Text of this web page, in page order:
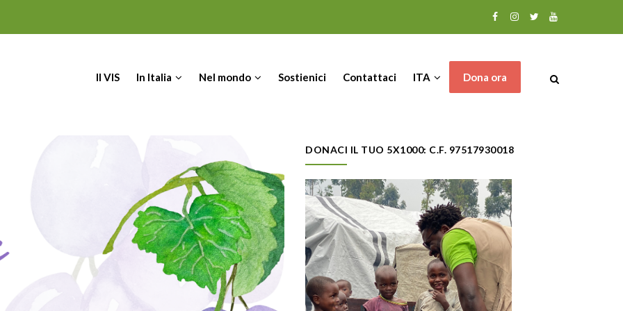
Il VIS In Italia Nel mondo Sostienici Contattaci ITA Dona ora
DONACI IL TUO 5X1000: C.F. 97517930018